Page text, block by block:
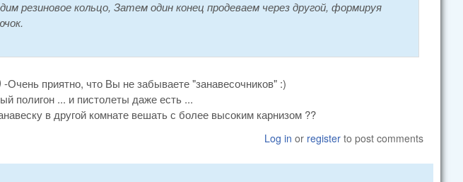
резиновое кольцо, Затем один конец продеваем через другой, формируя
-Очень приятно, что Вы не забываете "занавесочников" :)
полигон ... и пистолеты даже есть ...
в другой комнате вешать с более высоким карнизом ??
Log in or register to post comments